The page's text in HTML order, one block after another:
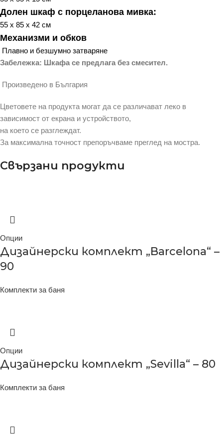
Долен шкаф с порцеланова мивка:
55 х 85 х 42 см
Механизми и обков
Плавно и безшумно затваряне
Забележка: Шкафа се предлага без смесител.
Произведено в България
Цветовете на продукта могат да се различават леко в
зависимост от екрана и устройството,
на което се разглеждат.
За максимална точност препоръчваме преглед на мостра.
Свързани продукти
Опции
Дизайнерски комплект „Barcelona“ –
90
Комплекти за баня
Опции
Дизайнерски комплект „Sevilla“ – 80
Комплекти за баня